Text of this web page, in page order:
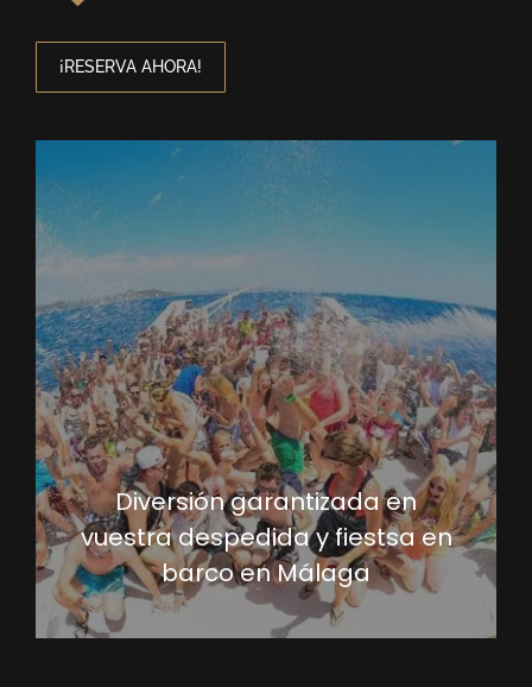
¡RESERVA AHORA!
Diversión garantizada en
vuestra despedida y fiestsa en
barco en Málaga